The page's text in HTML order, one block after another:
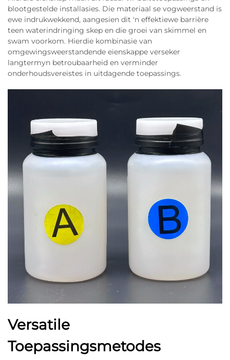
blootgestelde installasies. Die materiaal se vogweerstand is
ewe indrukwekkend, aangesien dit 'n effektiewe barrière
teen waterindringing skep en die groei van skimmel en
swam voorkom. Hierdie kombinasie van
omgewingsweerstandende eienskappe verseker
langtermyn betroubaarheid en verminder
onderhoudsvereistes in uitdagende toepassings.
Versatile
Toepassingsmetodes